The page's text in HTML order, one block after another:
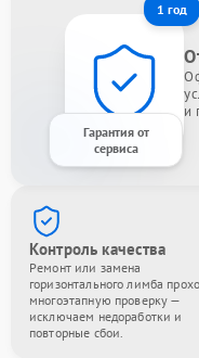
1 год
Гарантия от
сервиса
и
Контроль качества
Ремонт или замена
горизонтального лимба
многоэтапную проверку —
исключаем недоработки и
повторные сбои.